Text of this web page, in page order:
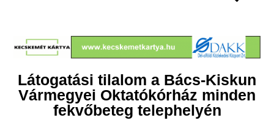
Látogatási tilalom a Bács-Kiskun
Vármegyei Oktatókórház minden
fekvőbeteg telephelyén